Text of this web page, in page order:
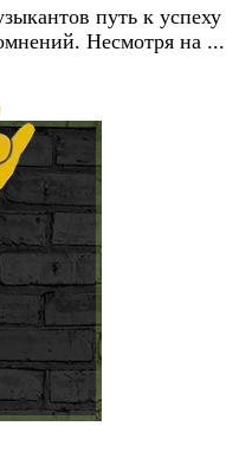
путь к успеху
Несмотря на ...